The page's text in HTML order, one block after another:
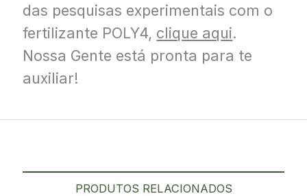
das pesquisas experimentais com o
fertilizante POLY4, clique aqui.
Nossa Gente está pronta para te
auxiliar!
PRODUTOS RELACIONADOS